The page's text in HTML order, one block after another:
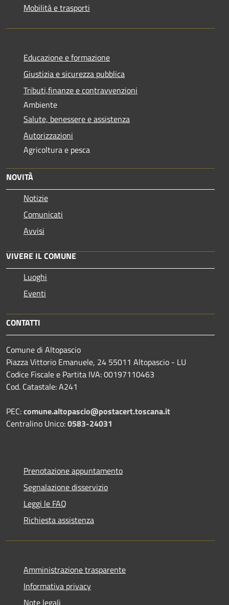
Mobilità e trasporti
Educazione e formazione
Giustizia e sicurezza pubblica
Tributi,finanze e contravvenzioni
Ambiente
Salute, benessere e assistenza
Autorizzazioni
Agricoltura e pesca
NOVITÀ
Notizie
Comunicati
Avvisi
VIVERE IL COMUNE
Luoghi
Eventi
CONTATTI
Comune di Altopascio
Piazza Vittorio Emanuele, 24 55011 Altopascio - LU
Codice Fiscale e Partita IVA: 00197110463
Cod. Catastale: A241
PEC:comune.altopascio@postacert.toscana.it
Centralino Unico:0583-24031
Prenotazione appuntamento
Segnalazione disservizio
Leggi le FAQ
Richiesta assistenza
Amministrazione trasparente
Informativa privacy
Note legali